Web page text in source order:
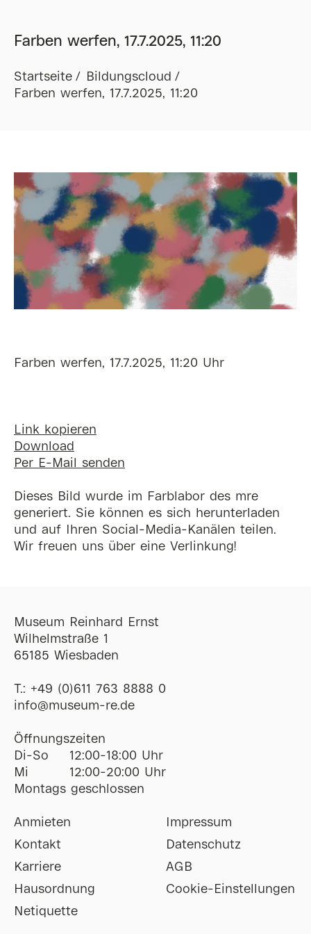
Farben werfen, 17.7.2025, 11:20
Startseite
Bildungscloud
Farben werfen, 17.7.2025, 11:20
Farben werfen, 17.7.2025, 11:20 Uhr
Link kopieren
Download
Per E-Mail senden
Dieses Bild wurde im Farblabor des mre
generiert. Sie können es sich herunterladen
und auf Ihren Social-Media-Kanälen teilen.
Wir freuen uns über eine Verlinkung!
Museum Reinhard Ernst
Wilhelmstraße 1
65185 Wiesbaden
T.: +49 (0)611 763 8888 0
ofni@museum-re de
Öffnungszeiten
Di-So
12:00-18:00 Uhr
Mi
12:00-20:00 Uhr
Montags geschlossen
Anmieten
Kontakt
Karriere
Hausordnung
Netiquette
Impressum
Datenschutz
AGB
Cookie-Einstellungen